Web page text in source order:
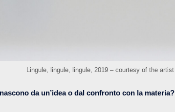
Lingule, lingule, lingule, 2019 – courtesy of the artist
da un’idea o dal confronto con la materia?